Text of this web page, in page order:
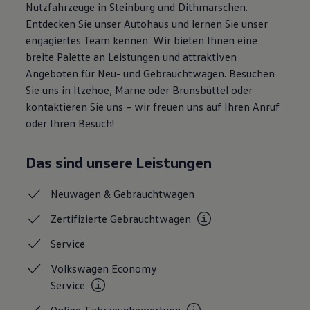
Magazin
Lifestyle
Transport
Elektromobilität
Volkswagen R
Pannen- und Unfallhilfe
Volkswagen Kundenbetreuung
Nutzfahrzeuge in Steinburg und Dithmarschen.
Entdecken Sie unser Autohaus und lernen Sie unser
engagiertes Team kennen. Wir bieten Ihnen eine
breite Palette an Leistungen und attraktiven
Angeboten für Neu- und Gebrauchtwagen. Besuchen
Sie uns in Itzehoe, Marne oder Brunsbüttel oder
kontaktieren Sie uns – wir freuen uns auf Ihren Anruf
oder Ihren Besuch!
Das sind unsere Leistungen
Neuwagen &Gebrauchtwagen
ZertifizierteGebrauchtwagen
Service
Volkswagen Economy
Service